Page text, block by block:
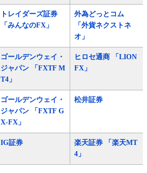
トレイダーズ証券
「みんなのFX」
外為どっとコム
「外貨ネクストネ
オ」
ゴールデンウェイ・
ジャパン 「FXTF M
T4」
ヒロセ通商 「LION
FX」
ゴールデンウェイ・
ジャパン 「FXTF G
X-FX」
松井証券
IG証券
楽天証券 「楽天MT
4」